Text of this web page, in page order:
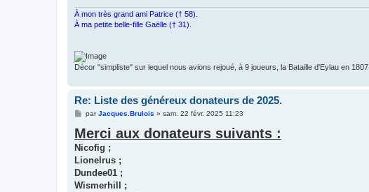
À mon très grand ami Patrice († 58).
À ma petite belle-fille Gaëlle († 31).
Décor "simpliste" sur lequel nous avions rejoué, à 9 joueurs, la Bataille d'Eylau en 1807.
Re: Liste des généreux donateurs de 2025.
M
s
s
a
e
parJacques.Brulois » sam. 22 févr. 2025 11:23
Merci aux donateurs suivants :
Nicofig ;
Lionelrus ;
Dundee01 ;
Wismerhill ;